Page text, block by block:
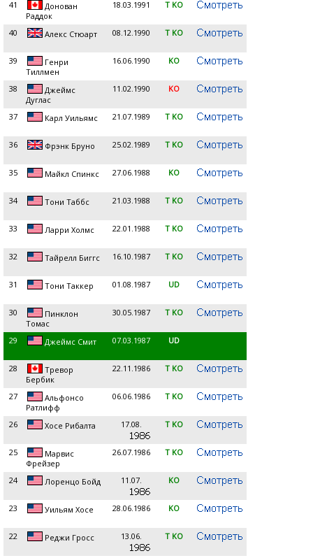
41
Донован
Раддок
18.03.1991 T KO
40 Алекс Стюарт 08.12.1990 T KO
39
Генри
Тиллмен
16.06.1990 KO
38
Джеймс
Дуглас
11.02.1990 KO
37 Карл Уильямс 21.07.1989 T KO
36 Фрэнк Бруно 25.02.1989 T KO
35 Майкл Спинкс 27.06.1988 KO
34 Тони Таббс 21.03.1988 T KO
33 Ларри Холмс 22.01.1988 T KO
32 Тайрелл Биггс 16.10.1987 T KO
31 Тони Таккер 01.08.1987 UD
30
Пинклон
Томас
30.05.1987 T KO
29 Джеймс Смит 07.03.1987 UD
28
Тревор
Бербик
22.11.1986 T KO
27
Альфонсо
Ратлифф
06.06.1986 T KO
26 Хосе Рибалта 17.08. T KO
25
Марвис
Фрейзер
26.07.1986 T KO
24 Лоренцо Бойд 11.07. KO
23 Уильям Хосе 28.06.1986 KO
22 Реджи Гросс 13.06. T KO